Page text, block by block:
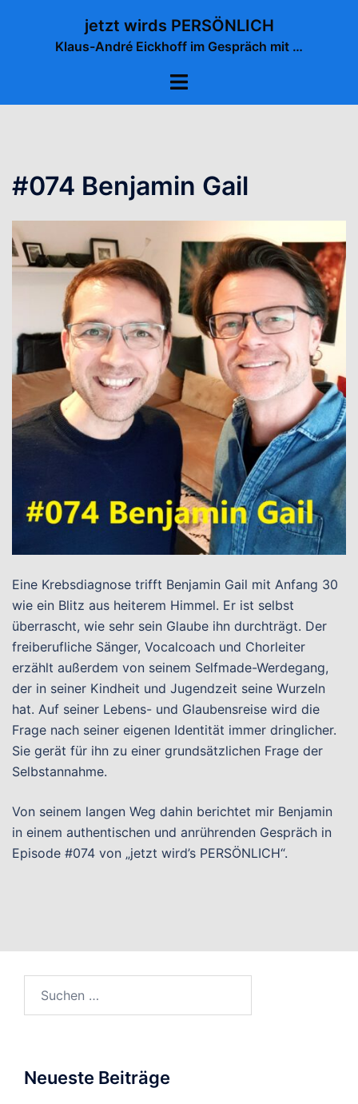
jetzt wirds PERSÖNLICH
Klaus-André Eickhoff im Gespräch mit …
Menü
#074 Benjamin Gail
Eine Krebsdiagnose trifft Benjamin Gail mit Anfang 30
wie ein Blitz aus heiterem Himmel. Er ist selbst
überrascht, wie sehr sein Glaube ihn durchträgt. Der
freiberufliche Sänger, Vocalcoach und Chorleiter
erzählt außerdem von seinem Selfmade-Werdegang,
der in seiner Kindheit und Jugendzeit seine Wurzeln
hat. Auf seiner Lebens- und Glaubensreise wird die
Frage nach seiner eigenen Identität immer dringlicher.
Sie gerät für ihn zu einer grundsätzlichen Frage der
Selbstannahme.
Von seinem langen Weg dahin berichtet mir Benjamin
in einem authentischen und anrührenden Gespräch in
Episode #074 von „jetzt wird’s PERSÖNLICH“.
Neueste Beiträge